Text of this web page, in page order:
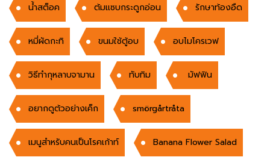
น้ำสต็อค ต้มแซบกระดูกอ่อน รักษาท้องอืด
หมี่ผัดกะทิ ขนมใช้ตู้อบ อบไมโครเวฟ
วิธีทำกุหลาบจามาน ทับทิม มัฟฟิน
อยากดูต้วอย่างเค็ก smörgårtråta
เมนูสำหรับคนเป็นโรคเก้าท์ Banana Flower Salad